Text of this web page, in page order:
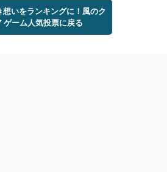
想いをランキングに！風のク
ゲーム人気投票に戻る